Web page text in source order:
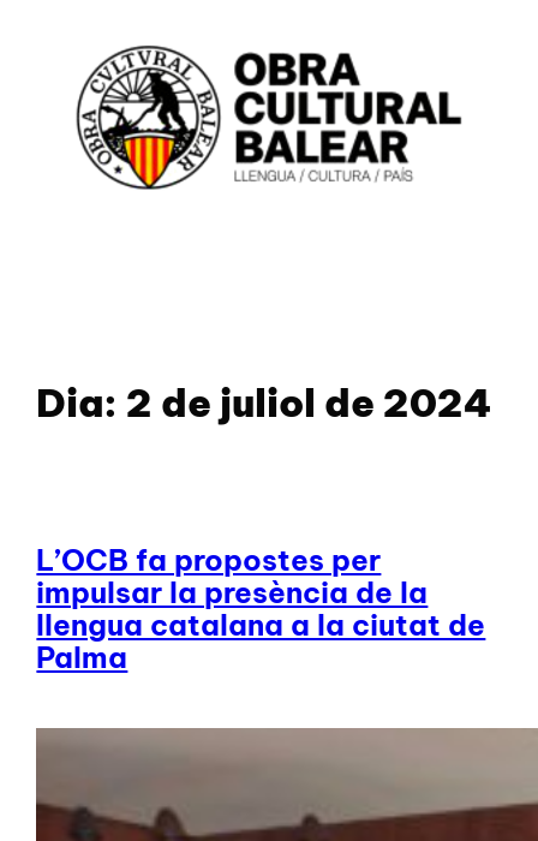
Dia: 2 de juliol de 2024
L’OCB fa propostes per
impulsar la presència de la
llengua catalana a la ciutat de
Palma